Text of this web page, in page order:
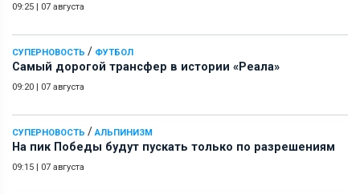
09:25 | 07 августа
СУПЕРНОВОСТЬ / ФУТБОЛ
Самый дорогой трансфер в истории «Реала»
09:20 | 07 августа
СУПЕРНОВОСТЬ / АЛЬПИНИЗМ
На пик Победы будут пускать только по разрешениям
09:15 | 07 августа